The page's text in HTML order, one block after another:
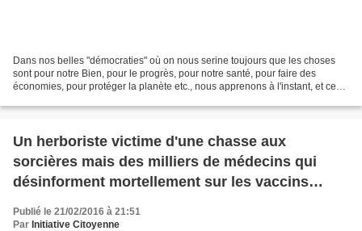
Dans nos belles "démocraties" où on nous serine toujours que les choses
sont pour notre Bien, pour le progrès, pour notre santé, pour faire des
économies, pour protéger la planète etc., nous apprenons à l'instant, et ce
Un herboriste victime d'une chasse aux
sorcières mais des milliers de médecins qui
désinforment mortellement sur les vaccins
Publié le 21/02/2016 à 21:51
Par Initiative Citoyenne